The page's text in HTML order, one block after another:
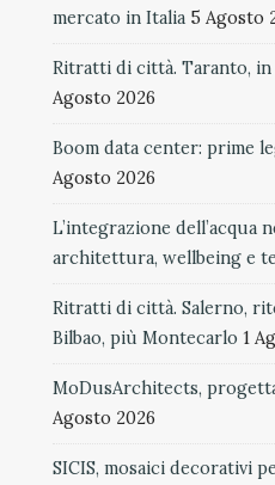
mercato in Italia 5 Agosto
Ritratti di città. Taranto,
Agosto 2026
Boom data center: prime
Agosto 2026
L’integrazione dell’acqua
architettura, wellbeing e
Ritratti di città. Salerno,
Bilbao, più Montecarlo 1
MoDusArchitects,
Agosto 2026
SICIS, mosaici decorativi